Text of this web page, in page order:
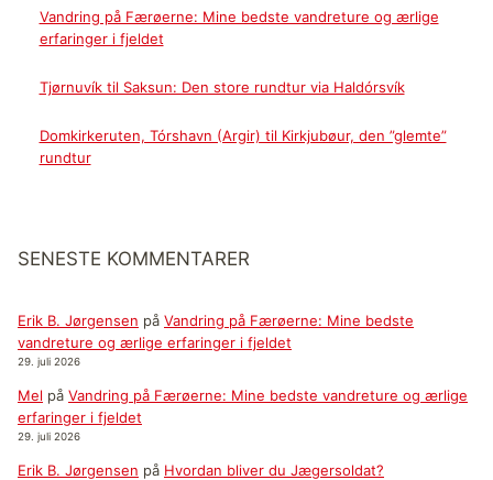
Vandring på Færøerne: Mine bedste vandreture og ærlige
erfaringer i fjeldet
Tjørnuvík til Saksun: Den store rundtur via Haldórsvík
Domkirkeruten, Tórshavn (Argir) til Kirkjubøur, den ”glemte”
rundtur
SENESTE KOMMENTARER
Erik B. Jørgensen på Vandring på Færøerne: Mine bedste
vandreture og ærlige erfaringer i fjeldet
29. juli 2026
Mel på Vandring på Færøerne: Mine bedste vandreture og ærlige
erfaringer i fjeldet
29. juli 2026
Erik B. Jørgensen på Hvordan bliver du Jægersoldat?